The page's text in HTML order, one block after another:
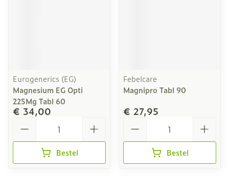
Eurogenerics (EG)
Magnesium EG Opti
225Mg Tabl 60
€ 34,00
Bestel
Febelcare
Magnipro Tabl 90
€ 27,95
Bestel